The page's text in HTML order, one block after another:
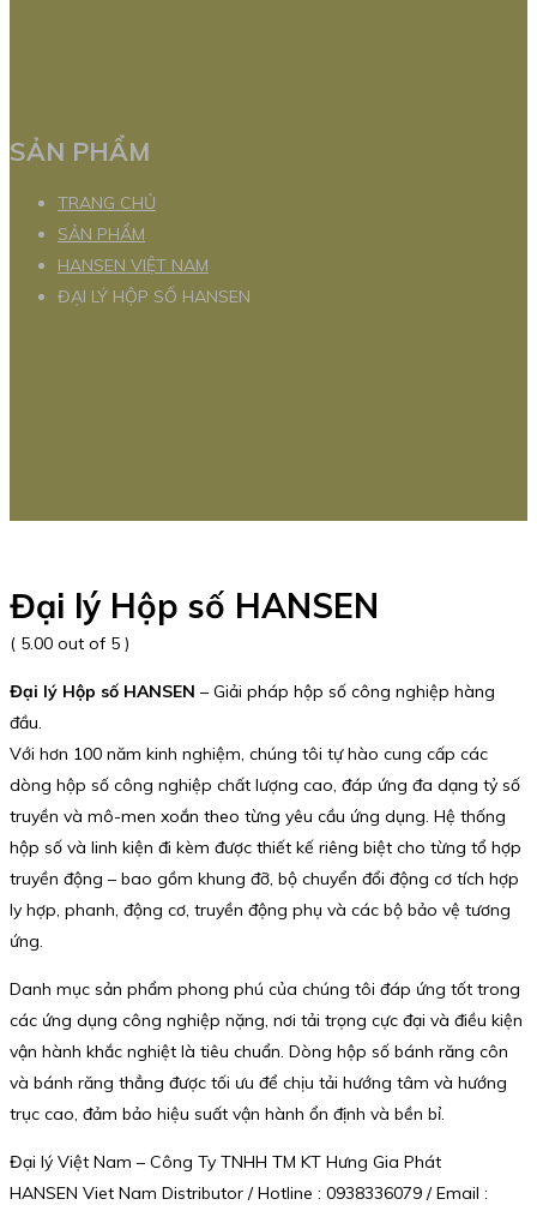
SẢN PHẨM
TRANG CHỦ
SẢN PHẨM
HANSEN VIỆT NAM
ĐẠI LÝ HỘP SỐ HANSEN
Đại lý Hộp số HANSEN
( 5.00 out of 5 )
Đại lý Hộp số HANSEN – Giải pháp hộp số công nghiệp hàng
đầu.
Với hơn 100 năm kinh nghiệm, chúng tôi tự hào cung cấp các
dòng hộp số công nghiệp chất lượng cao, đáp ứng đa dạng tỷ số
truyền và mô-men xoắn theo từng yêu cầu ứng dụng. Hệ thống
hộp số và linh kiện đi kèm được thiết kế riêng biệt cho từng tổ hợp
truyền động – bao gồm khung đỡ, bộ chuyển đổi động cơ tích hợp
ly hợp, phanh, động cơ, truyền động phụ và các bộ bảo vệ tương
ứng.
Danh mục sản phẩm phong phú của chúng tôi đáp ứng tốt trong
các ứng dụng công nghiệp nặng, nơi tải trọng cực đại và điều kiện
vận hành khắc nghiệt là tiêu chuẩn. Dòng hộp số bánh răng côn
và bánh răng thẳng được tối ưu để chịu tải hướng tâm và hướng
trục cao, đảm bảo hiệu suất vận hành ổn định và bền bỉ.
Đại lý Việt Nam – Công Ty TNHH TM KT Hưng Gia Phát
HANSEN Viet Nam Distributor / Hotline : 0938336079 / Email :